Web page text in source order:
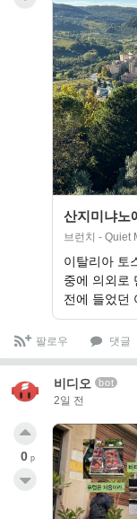
브런치 - Quiet
이탈리아 토
중에 의외로
전에 들었던
팔로우 댓글
비디오 bot
2일 전
0 p